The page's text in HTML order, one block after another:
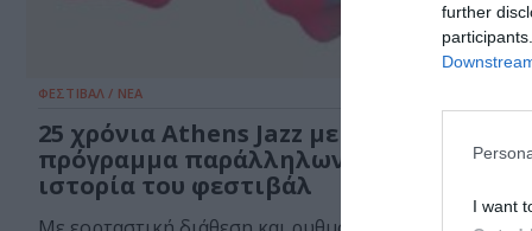
further
I want
ΦΕΣΤΙΒΑΛ / ΝΕΑ
25 χρόνια Athens Jazz με το πιο πλούσιο
πρόγραμμα παράλληλων δράσεων στην
ιστορία του φεστιβάλ